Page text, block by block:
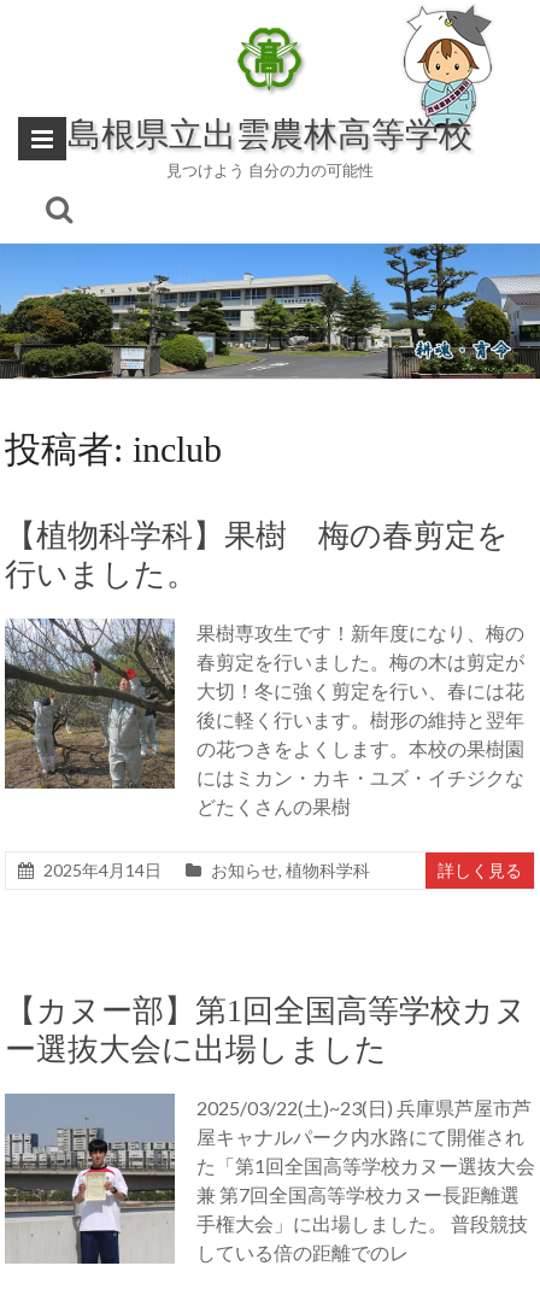
島根県立出雲農林高等学校
見つけよう 自分の力の可能性
投稿者: inclub
【植物科学科】果樹 梅の春剪定を
行いました。
果樹専攻生です！新年度になり、梅の
春剪定を行いました。梅の木は剪定が
大切！冬に強く剪定を行い、春には花
後に軽く行います。樹形の維持と翌年
の花つきをよくします。本校の果樹園
にはミカン・カキ・ユズ・イチジクな
どたくさんの果樹
2025年4月14日 お知らせ,植物科学科 詳しく見る
【カヌー部】第1回全国高等学校カヌ
ー選抜大会に出場しました
2025/03/22(土)~23(日) 兵庫県芦屋市芦
屋キャナルパーク内水路にて開催され
た「第1回全国高等学校カヌー選抜大会
兼 第7回全国高等学校カヌー長距離選
手権大会」に出場しました。 普段競技
している倍の距離でのレ